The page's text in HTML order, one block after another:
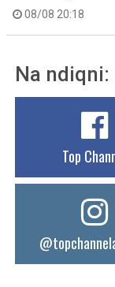
08/08 20:18
Na ndiqni:
Top